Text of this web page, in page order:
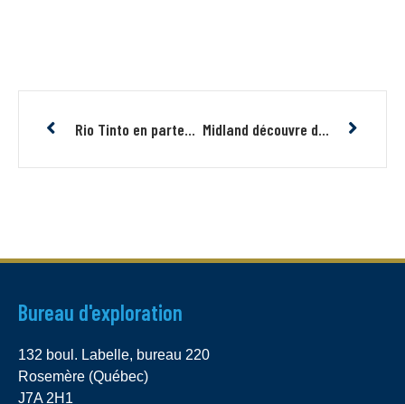
Rio Tinto en partenariat avec Midland débute un premier programme de forage sur de nouvelles cibles du projet de Ni-Cu Tête Nord Midland découvre de nouvelles structures aurifères en amont glaciaire des blocs à haute teneur récemment trouvés sur Laflamme JV
Bureau d'exploration
132 boul. Labelle, bureau 220
Rosemère (Québec)
J7A 2H1